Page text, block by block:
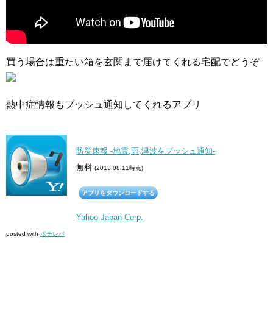
買う場合は重たい箱を玄関まで届けてくれる宅配でどうぞ
熱中症情報もプッシュ通知してくれるアプリ
防災速報 -地震,雨,津波をプッシュ通知-
無料 (2013.08.11時点)
アプリをダウンロードする
Yahoo Japan Corp.
posted with ポチレバ